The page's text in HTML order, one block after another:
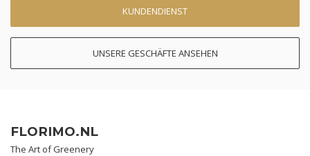
KUNDENDIENST
UNSERE GESCHÄFTE ANSEHEN
FLORIMO.NL
The Art of Greenery